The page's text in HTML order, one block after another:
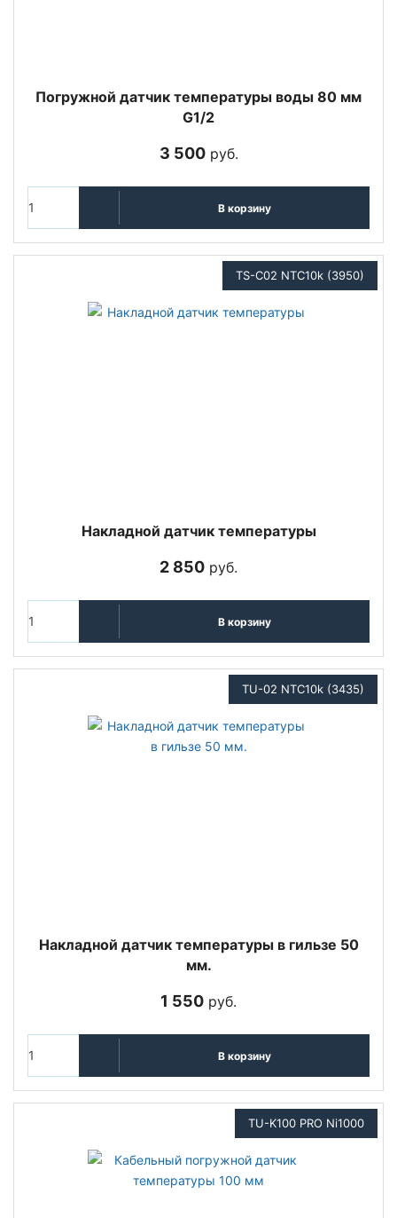
Погружной датчик температуры воды 80 мм
G1/2
3 500руб.
В корзину
TS-C02 NTC10k (3950)
Накладной датчик температуры
2 850 руб.
В корзину
TU-02 NTC10k (3435)
Накладной датчик температуры в гильзе 50
мм.
1 550 руб.
В корзину
TU-K100 PRO Ni1000